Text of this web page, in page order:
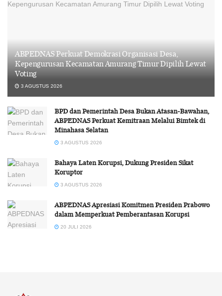
ABPEDNAS Perkuat Demokrasi Organisasi Desa,
Kepengurusan Kecamatan Amurang Timur Dipilih Lewat
Voting
3 AGUSTUS 2026
BPD dan Pemerintah Desa Bukan Atasan-Bawahan,
ABPEDNAS Perkuat Kemitraan Melalui Bimtek di
Minahasa Selatan
3 AGUSTUS 2026
Bahaya Laten Korupsi, Dukung Presiden Sikat
Koruptor
3 AGUSTUS 2026
ABPEDNAS Apresiasi Komitmen Presiden Prabowo
dalam Memperkuat Pemberantasan Korupsi
20 JULI 2026